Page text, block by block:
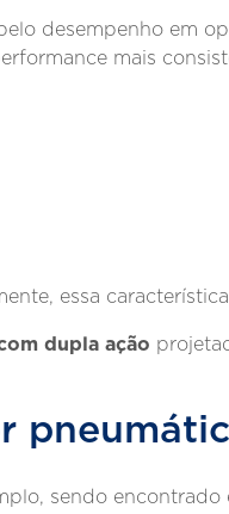
desempenho em
mais
essa
dupla ação
sendo